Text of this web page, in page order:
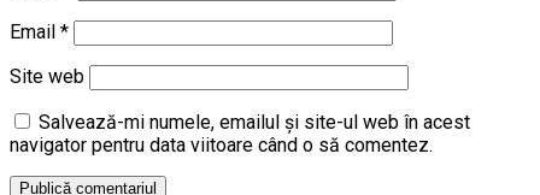
Email *
Site web
Salvează-mi numele, emailul și site-ul web în acest
navigator pentru data viitoare când o să comentez.